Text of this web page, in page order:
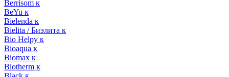
Berrisom к
BeYu к
Bielenda к
Bielita / Биэлита к
Bio Helpy к
Bioaqua к
Biomax к
Biotherm к